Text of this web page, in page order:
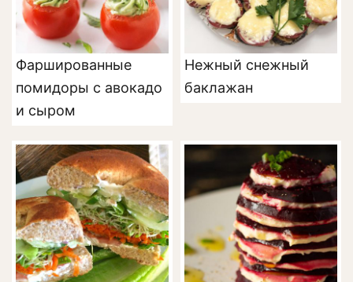
Фаршированные
помидоры с авокадо
и сыром
Нежный снежный
баклажан